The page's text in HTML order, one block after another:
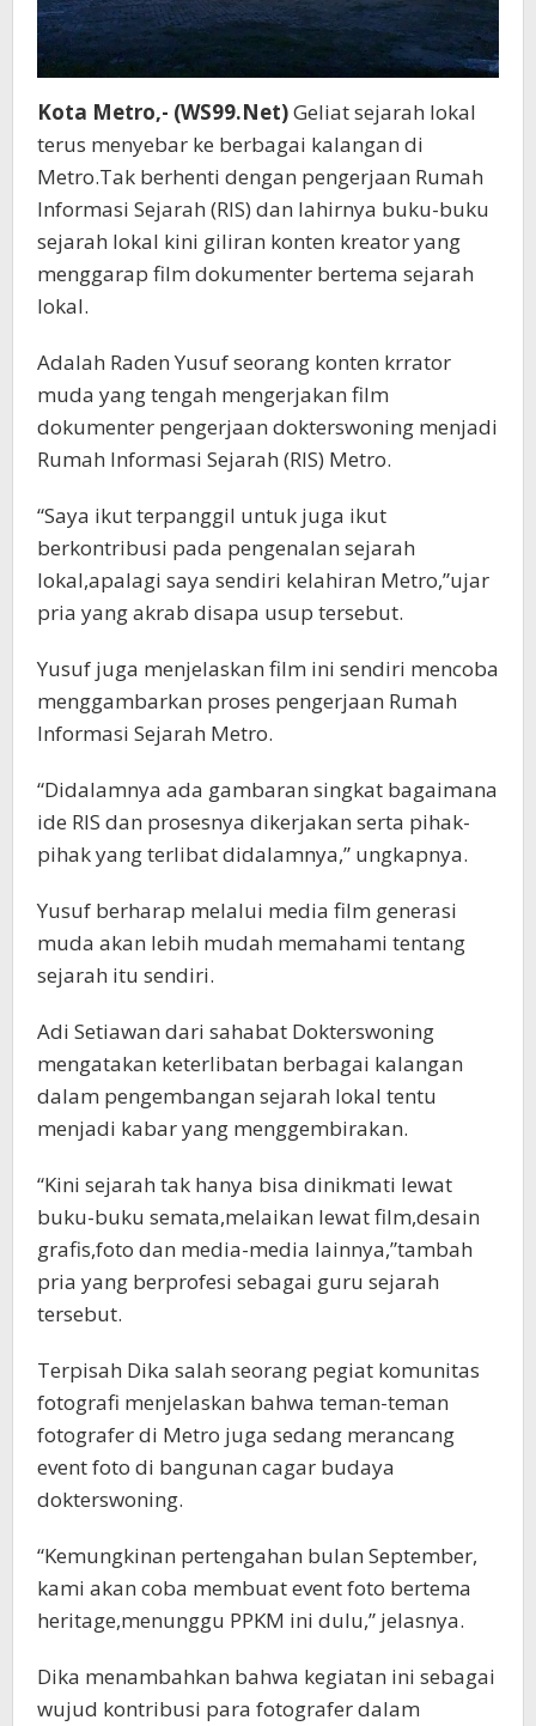
Kota Metro,- (WS99.Net)Geliat sejarah lokal
terus menyebar ke berbagai kalangan di
Metro.Tak berhenti dengan pengerjaan Rumah
Informasi Sejarah (RIS) dan lahirnya buku-buku
sejarah lokal kini giliran konten kreator yang
menggarap film dokumenter bertema sejarah
lokal.
Adalah Raden Yusuf seorang konten krrator
muda yang tengah mengerjakan film
dokumenter pengerjaan dokterswoning menjadi
Rumah Informasi Sejarah (RIS) Metro.
“Saya ikut terpanggil untuk juga ikut
berkontribusi pada pengenalan sejarah
lokal,apalagi saya sendiri kelahiran Metro,”ujar
pria yang akrab disapa usup tersebut.
Yusuf juga menjelaskan film ini sendiri mencoba
menggambarkan proses pengerjaan Rumah
Informasi Sejarah Metro.
“Didalamnya ada gambaran singkat bagaimana
ide RIS dan prosesnya dikerjakan serta pihak-
pihak yang terlibat didalamnya,” ungkapnya.
Yusuf berharap melalui media film generasi
muda akan lebih mudah memahami tentang
sejarah itu sendiri.
Adi Setiawan dari sahabat Dokterswoning
mengatakan keterlibatan berbagai kalangan
dalam pengembangan sejarah lokal tentu
menjadi kabar yang menggembirakan.
“Kini sejarah tak hanya bisa dinikmati lewat
buku-buku semata,melaikan lewat film,desain
grafis,foto dan media-media lainnya,”tambah
pria yang berprofesi sebagai guru sejarah
tersebut.
Terpisah Dika salah seorang pegiat komunitas
fotografi menjelaskan bahwa teman-teman
fotografer di Metro juga sedang merancang
event foto di bangunan cagar budaya
dokterswoning.
“Kemungkinan pertengahan bulan September,
kami akan coba membuat event foto bertema
heritage,menunggu PPKM ini dulu,” jelasnya.
Dika menambahkan bahwa kegiatan ini sebagai
wujud kontribusi para fotografer dalam